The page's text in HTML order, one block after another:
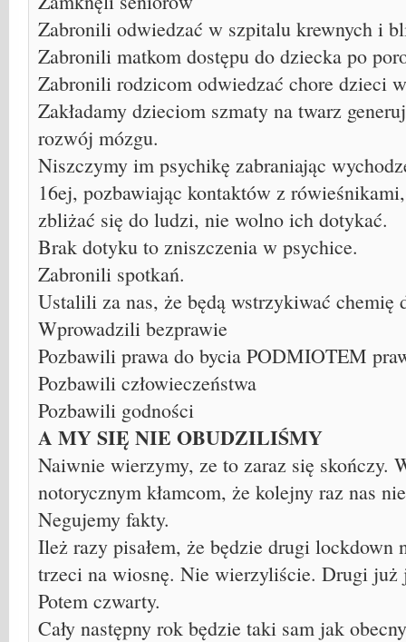
Zabronili odwiedzać w szpitalu krewnych i
Zabronili matkom dostępu do dziecka po
Zabronili rodzicom odwiedzać chore dzieci
Zakładamy dzieciom szmaty na twarz
rozwój mózgu.
Niszczymy im psychikę zabraniając
16ej, pozbawiając kontaktów z
zbliżać się do ludzi, nie wolno ich dotykać.
Brak dotyku to zniszczenia w psychice.
Zabronili spotkań.
Ustalili za nas, że będą wstrzykiwać chemię
Wprowadzili bezprawie
Pozbawili prawa do bycia PODMIOTEM
Pozbawili człowieczeństwa
Pozbawili godności
A MY SIĘ NIE OBUDZILIŚMY
Naiwnie wierzymy, ze to zaraz się skończy.
notorycznym kłamcom, że kolejny raz nas
Negujemy fakty.
Ileż razy pisałem, że będzie drugi lockdown
trzeci na wiosnę. Nie wierzyliście. Drugi już
Potem czwarty.
Cały następny rok będzie taki sam jak